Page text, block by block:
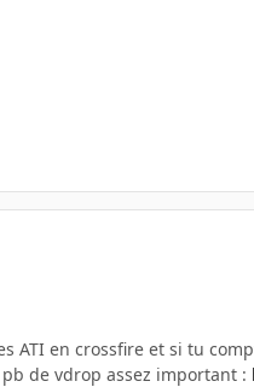
ATI en crossfire et si tu
de vdrop assez important :